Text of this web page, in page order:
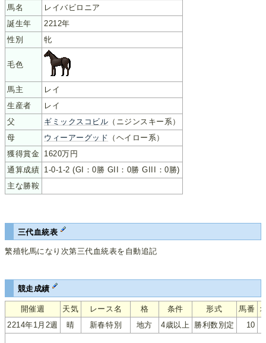
馬名
レイバビロニア
誕生年
2212年
性別
牝
毛色
馬主
レイ
生産者
レイ
父
ギミックスコビル （ニジンスキー系）
母
ウィーアーグッド （ヘイロー系）
獲得賞金 1620万円
通算成績 1-0-1-2 (GI：0勝 GII：0勝 GIII：0勝)
主な勝鞍
三代血統表
繁殖牝馬になり次第三代血統表を自動追記
競走成績
開催週 天気 レース名 格 条件 形式 馬番
2214年1月2週
晴 新春特別 地方 4歳以上 勝利数別定 10